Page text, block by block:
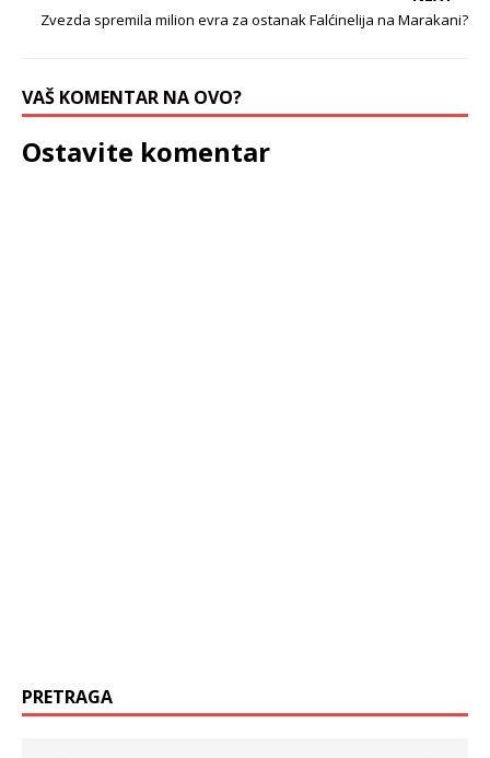
Zvezda spremila milion evra za ostanak Falćinelija na Marakani?
VAŠ KOMENTAR NA OVO?
Ostavite komentar
PRETRAGA